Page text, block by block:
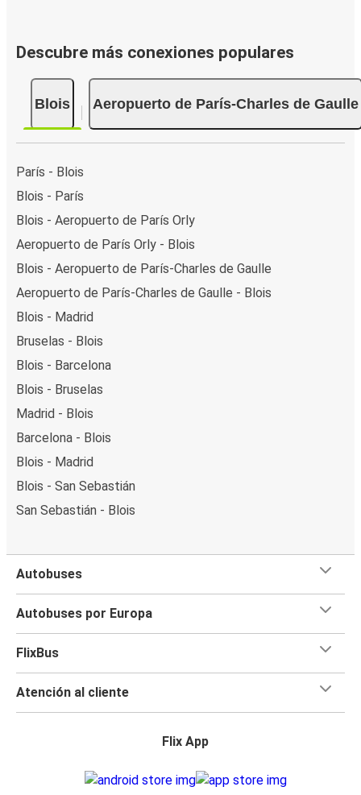
Descubre más conexiones populares
Blois Aeropuerto de París-Charles de Gaulle
París - Blois
Blois - París
Blois - Aeropuerto de París Orly
Aeropuerto de París Orly - Blois
Blois - Aeropuerto de París-Charles de Gaulle
Aeropuerto de París-Charles de Gaulle - Blois
Blois - Madrid
Bruselas - Blois
Blois - Barcelona
Blois - Bruselas
Madrid - Blois
Barcelona - Blois
Blois - Madrid
Blois - San Sebastián
San Sebastián - Blois
Autobuses
Autobuses por Europa
FlixBus
Atención al cliente
Flix App